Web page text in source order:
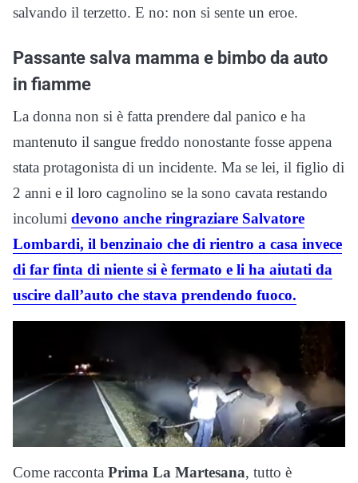
salvando il terzetto. E no: non si sente un eroe.
Passante salva mamma e bimbo da auto
in fiamme
La donna non si è fatta prendere dal panico e ha
mantenuto il sangue freddo nonostante fosse appena
stata protagonista di un incidente. Ma se lei, il figlio di
2 anni e il loro cagnolino se la sono cavata restando
incolumi devono anche ringraziare Salvatore
Lombardi, il benzinaio che di rientro a casa invece
di far finta di niente si è fermato e li ha aiutati da
uscire dall’auto che stava prendendo fuoco.
Come racconta Prima La Martesana, tutto è